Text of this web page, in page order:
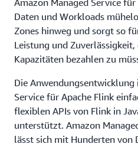
Amazon Managed Service
Daten und Workloads
Zones hinweg und sorgt so
Leistung und
Kapazitäten bezahlen zu
Die
Service für Apache Flink
flexiblen APIs von Flink in
unterstützt. Amazon
lässt sich mit Hunderten von